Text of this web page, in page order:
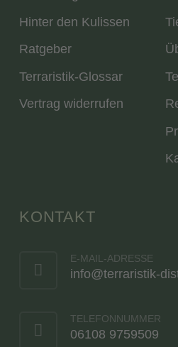
Hinter den Kulissen
Ratgeber
Terraristik-Glossar
Vertrag widerrufen
KONTAKT
E-MAIL-ADRESSE
info@terraristik-
TELEFONNUMMER
06108 9759509